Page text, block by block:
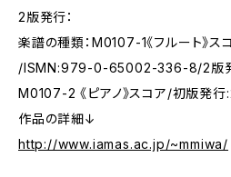
2版発行：
楽譜の種類：M0107-1《フルート》ス
/ISMN:979-0-65002-336-8/2版発
M0107-2 《ピアノ》スコア/初版発
作品の詳細↓
http://www.iamas.ac.jp/~mmiwa/